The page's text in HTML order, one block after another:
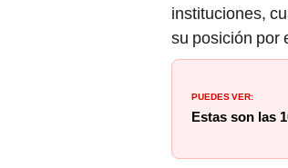
instituciones,
su posición por
PUEDES VER:
Estas son las